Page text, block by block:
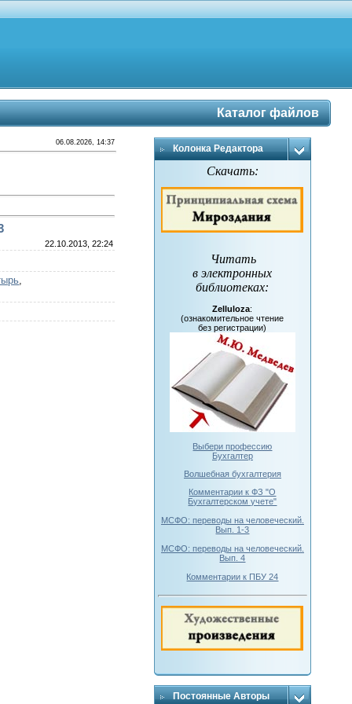
Каталог файлов
06.08.2026, 14:37
22.10.2013, 22:24
,
Колонка Редактора
Скачать:
Читать
в электронных
библиотеках:
Zelluloza:
(ознакомительное чтение
без регистрации)
Выбери профессию
Бухгалтер
Волшебная бухгалтерия
Комментарии к ФЗ "О
Бухгалтерском учете"
МСФО: переводы на человеческий.
Вып. 1-3
МСФО: переводы на человеческий.
Вып. 4
Комментарии к ПБУ 24
Постоянные Авторы